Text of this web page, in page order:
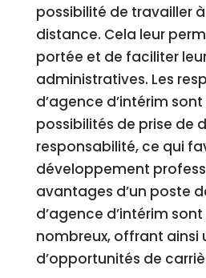
possibilité de travailler
distance. Cela leur
portée et de faciliter
administratives. Les
d’agence d’intérim
possibilités de prise de
responsabilité, ce qui
développement
avantages d’un poste
d’agence d’intérim
nombreux, offrant ainsi
d’opportunités de